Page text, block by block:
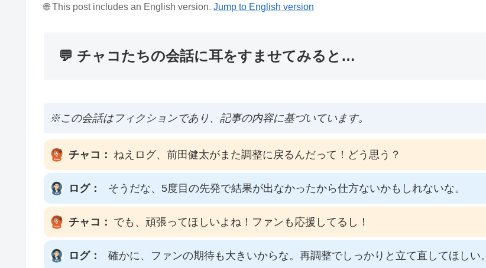
🌐 This post includes an English version. Jump to English version
💬 チャコたちの会話に耳をすませてみると…
※この会話はフィクションであり、記事の内容に基づいています。
チャコ： ねえログ、前田健太がまた調整に戻るんだって！どう思う？
ログ： そうだな、5度目の先発で結果が出なかったから仕方ないかもしれないな。
チャコ： でも、頑張ってほしいよね！ファンも応援してるし！
ログ： 確かに、ファンの期待も大きいからな。再調整でしっかりと立て直してほしい。